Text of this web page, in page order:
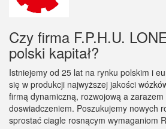
Czy firma F.P.H.U.
polski kapitał?
Istniejemy od 25 lat na rynku polskim i
się w produkcji najwyższej jakości
firmą dynamiczną, rozwojową a
doswiadczeniem. Poszukujemy nowych
sprostać ciagle rosnącym wymaganiom